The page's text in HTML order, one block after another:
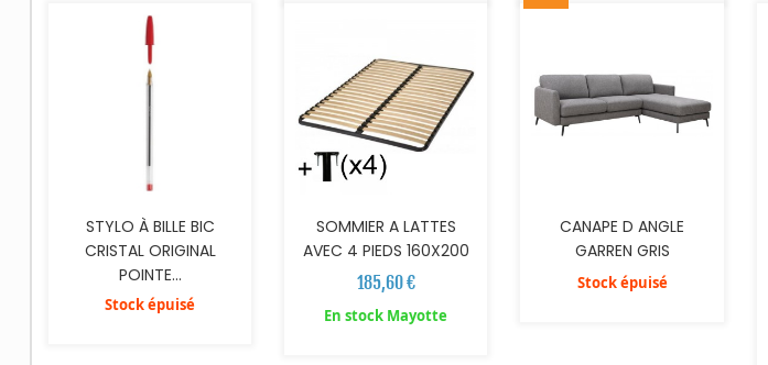
STYLO À BILLE BIC
CRISTAL ORIGINAL
POINTE...
Stock épuisé
SOMMIER A LATTES
AVEC 4 PIEDS 160X200
185,60 €
En stock Mayotte
CANAPE D ANGLE
GARREN GRIS
Stock épuisé